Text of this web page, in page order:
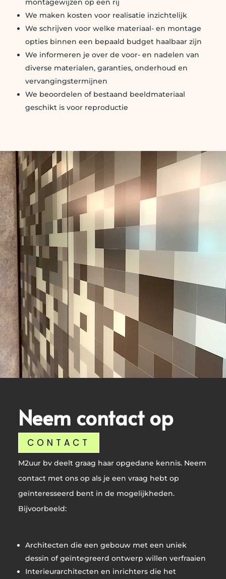
montagewijzen op een rij
We maken kosten voor realisatie inzichtelijk
We schrijven voor welke materiaal- en montage
opties binnen een bepaald budget haalbaar zijn
We informeren je over de voor- en nadelen van
diverse materialen, garanties, onderhoud en
vervangingstermijnen
We beoordelen of bestaand beeldmateriaal
geschikt is voor reproductie
Neem contact op
CONTACT
M2uur bv deelt graag haar opgedane kennis. Neem
contact met ons op als je een vraag hebt op
geïnteresseerd bent in de mogelijkheden.
Bijvoorbeeld:
Architecten die een gebouw met een uniek
dessin of geïntegreerd ontwerp willen verfraaien
Interieurarchitecten en inrichters die het